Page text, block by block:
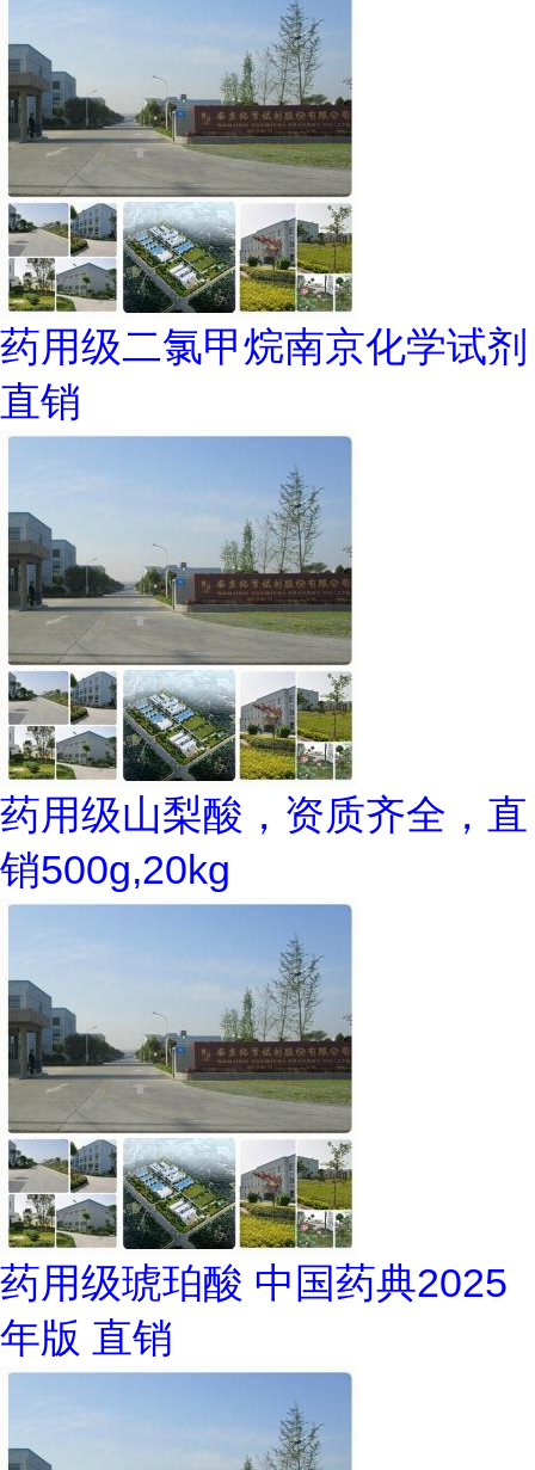
药用级二氯甲烷南京化学试剂
直销
药用级山梨酸，资质齐全，直
销500g,20kg
药用级琥珀酸 中国药典2025
年版 直销